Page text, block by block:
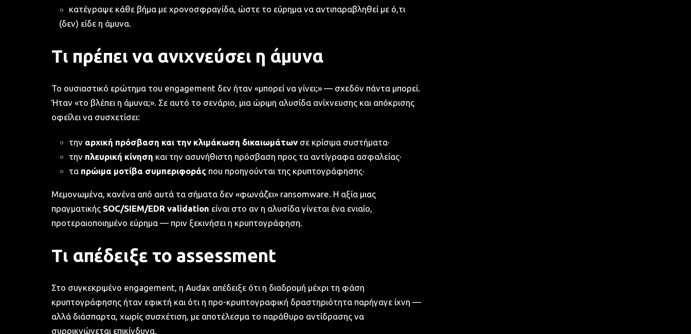
κατέγραψε κάθε βήμα με χρονοσφραγίδα, ώστε το εύρημα να αντιπαραβληθεί με ό,τι
(δεν) είδε η άμυνα.
Τι πρέπει να ανιχνεύσει η άμυνα
Το ουσιαστικό ερώτημα του engagement δεν ήταν «μπορεί να γίνει;» — σχεδόν πάντα μπορεί.
Ήταν «το βλέπει η άμυνα;». Σε αυτό το σενάριο, μια ώριμη αλυσίδα ανίχνευσης και απόκρισης
οφείλει να συσχετίσει:
την αρχική πρόσβαση και την κλιμάκωση δικαιωμάτων σε κρίσιμα συστήματα·
την πλευρική κίνηση και την ασυνήθιστη πρόσβαση προς τα αντίγραφα ασφαλείας·
τα πρώιμα μοτίβα συμπεριφοράς που προηγούνται της κρυπτογράφησης·
Μεμονωμένα, κανένα από αυτά τα σήματα δεν «φωνάζει» ransomware. Η αξία μιας
πραγματικής SOC/SIEM/EDR validation είναι στο αν η αλυσίδα γίνεται ένα ενιαίο,
προτεραιοποιημένο εύρημα — πριν ξεκινήσει η κρυπτογράφηση.
Τι απέδειξε το assessment
Στο συγκεκριμένο engagement, η Audax απέδειξε ότι η διαδρομή μέχρι τη φάση
κρυπτογράφησης ήταν εφικτή και ότι η προ-κρυπτογραφική δραστηριότητα παρήγαγε ίχνη —
αλλά διάσπαρτα, χωρίς συσχέτιση, με αποτέλεσμα το παράθυρο αντίδρασης να
συρρικνώνεται επικίνδυνα.